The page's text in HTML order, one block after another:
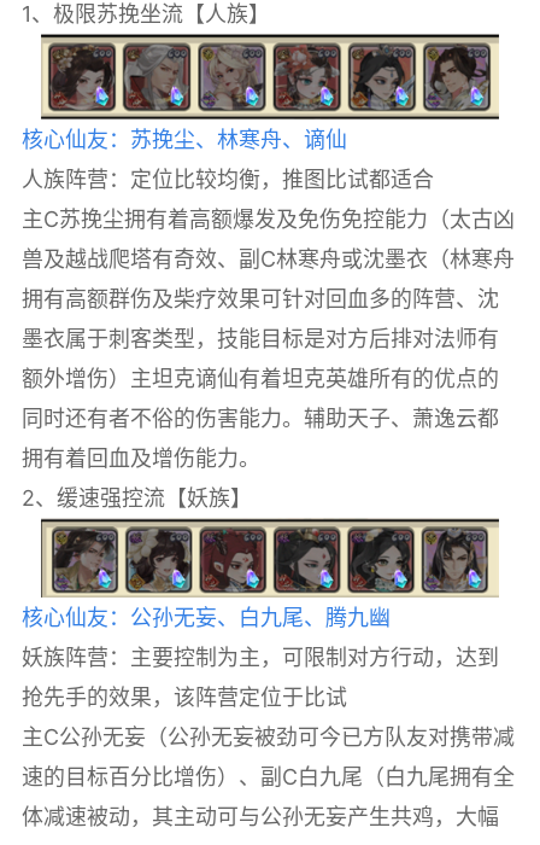
1、极限苏挽坐流【人族】
核心仙友：苏挽尘、林寒舟、谪仙
人族阵营：定位比较均衡，推图比试都适合
主C苏挽尘拥有着高额爆发及免伤免控能力（太古凶
兽及越战爬塔有奇效、副C林寒舟或沈墨衣（林寒舟
拥有高额群伤及柴疗效果可针对回血多的阵营、沈
墨衣属于刺客类型，技能目标是对方后排对法师有
额外增伤）主坦克谪仙有着坦克英雄所有的优点的
同时还有者不俗的伤害能力。辅助天子、萧逸云都
拥有着回血及增伤能力。
2、缓速强控流【妖族】
核心仙友：公孙无妄、白九尾、腾九幽
妖族阵营：主要控制为主，可限制对方行动，达到
抢先手的效果，该阵营定位于比试
主C公孙无妄（公孙无妄被劲可今已方队友对携带减
速的目标百分比增伤）、副C白九尾（白九尾拥有全
体减速被动，其主动可与公孙无妄产生共鸡，大幅